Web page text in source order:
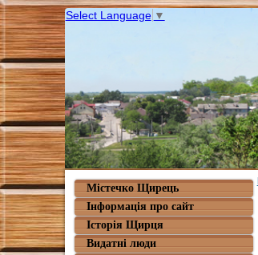
Select Language ▼
Містечко Щирець
Інформація про сайт
Історія Щирця
Видатні люди